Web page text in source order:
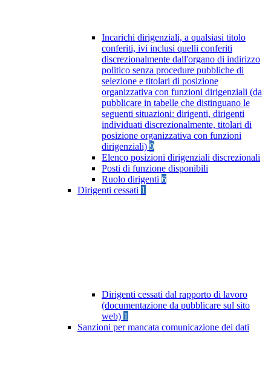
Incarichi dirigenziali, a qualsiasi titolo
conferiti, ivi inclusi quelli conferiti
discrezionalmente dall'organo di indirizzo
politico senza procedure pubbliche di
selezione e titolari di posizione
organizzativa con funzioni dirigenziali (da
pubblicare in tabelle che distinguano le
seguenti situazioni: dirigenti, dirigenti
individuati discrezionalmente, titolari di
posizione organizzativa con funzioni
dirigenziali) 9
Elenco posizioni dirigenziali discrezionali
Posti di funzione disponibili
Ruolo dirigenti 6
Dirigenti cessati 1
Dirigenti cessati dal rapporto di lavoro
(documentazione da pubblicare sul sito
web) 1
Sanzioni per mancata comunicazione dei dati